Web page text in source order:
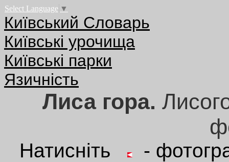
Select Language ▼
Київський Словарь
Київські урочища
Київські парки
Язичність
Лиса гора.
Натисніть -